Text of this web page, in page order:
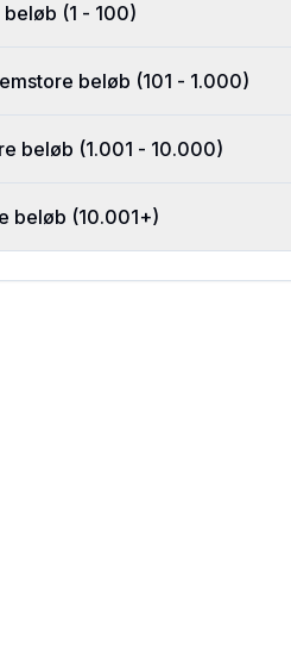
beløb (1 - 100)
beløb (101 - 1.000)
beløb (1.001 - 10.000)
beløb (10.001+)